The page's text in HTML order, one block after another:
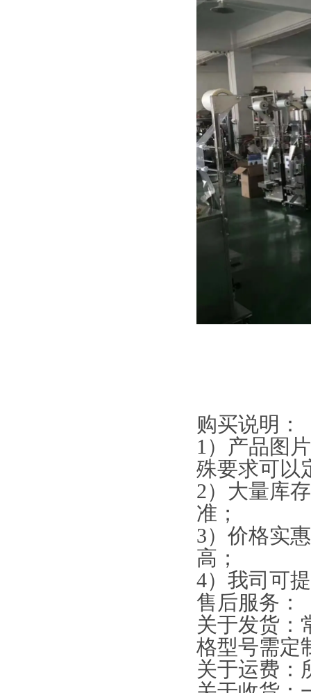
购买说明：
1）产品图
殊要求可以
2）大量库
准；
3）价格实
高；
4）我司可
售后服务：
关于发货：
格型号需定
关于运费：